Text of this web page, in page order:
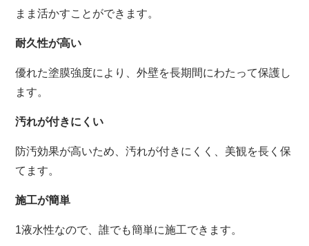
まま活かすことができます。
耐久性が高い
優れた塗膜強度により、外壁を長期間にわたって保護し
ます。
汚れが付きにくい
防汚効果が高いため、汚れが付きにくく、美観を長く保
てます。
施工が簡単
1液水性なので、誰でも簡単に施工できます。